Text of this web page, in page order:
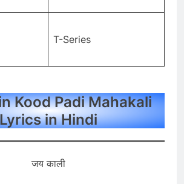
T-Series
Kood Padi Mahakali
Lyrics in Hindi
जय काली